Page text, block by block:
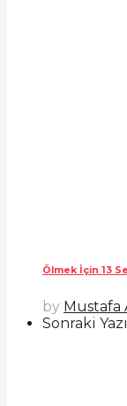
Ölmek İçin 13
by Mustafa
Sonraki Yazı